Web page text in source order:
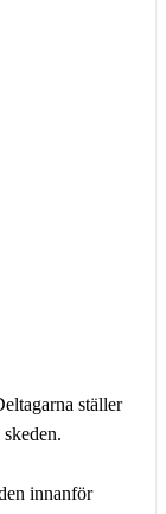
ställer
innanför